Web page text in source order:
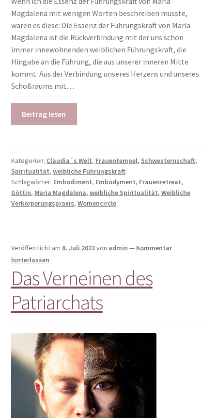
Magdalena mit wenigen Worten beschreiben müsste,
wären es diese: Die Essenz der Führungskraft von Maria
Magdalena ist die Rückverbindung mit der uns schon
immer innewohnenden weiblichen Führungskraft, die
Hingabe an die Führung, die aus unserer inneren Mitte
kommt: Aus der Verbindung unseres Herzens und unseres
Schoßraums mit…
Beitrag lesen
Kategorien: Claudia´s Welt, Frauentempel, Schwesternschaft,
Spiritualität, weibliche Führungskraft
Schlagwörter: Embodiment, Embodyment, Frauenretreat,
Göttin, Maria Magdalena, weibliche Spiritualität, Weibliche
Verkörperungspraxis, Womencircle
Veröffentlicht am 8. Juli 2022von admin — Kommentar
hinterlassen
Das Verneinen des
Patriarchats